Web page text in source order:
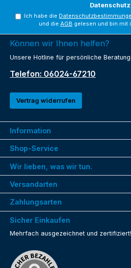
Datenschutz
Ich habe die
und die AGB gelesen und bin mit
Können wir Ihnen helfen?
Unsere Hotline für persönliche
Telefon: 06024-67210
Vertrag widerrufen
Information
Shop-Service
Wir lieben, was wir tun.
Versandarten
Zahlungsarten
Sicher Einkaufen
Mehrfach ausgezeichnet und zertifiziert!